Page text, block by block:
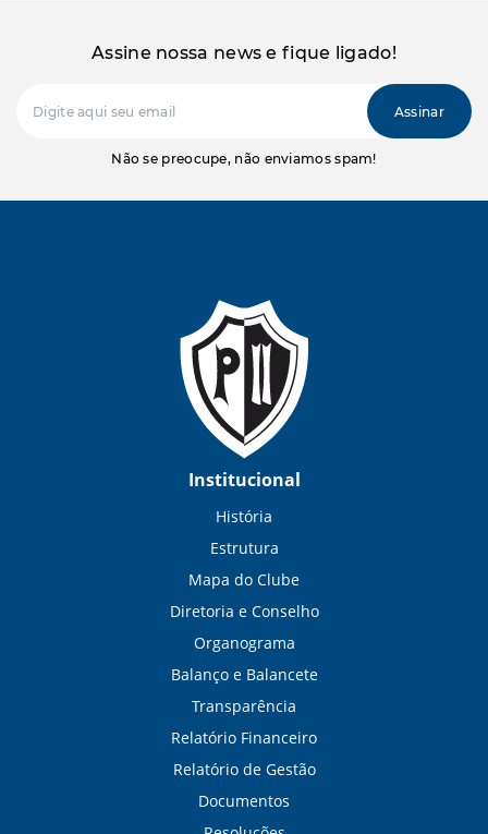
Assine nossa news e fique ligado!
Não se preocupe, não enviamos spam!
Institucional
História
Estrutura
Mapa do Clube
Diretoria e Conselho
Organograma
Balanço e Balancete
Transparência
Relatório Financeiro
Relatório de Gestão
Documentos